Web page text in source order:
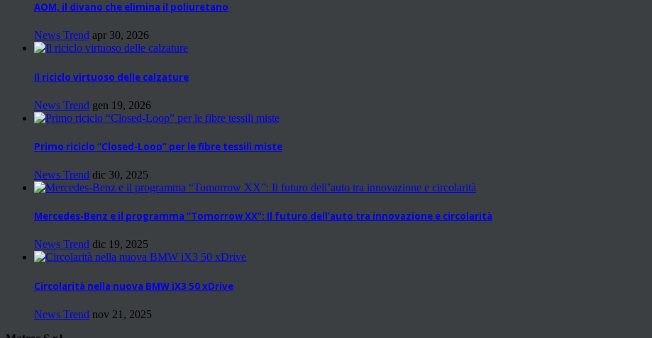
AOM, il divano che elimina il poliuretano
News Trend apr 30, 2026
Il riciclo virtuoso delle calzature
News Trend gen 19, 2026
Primo riciclo “Closed-Loop” per le fibre tessili miste
News Trend dic 30, 2025
Mercedes-Benz e il programma “Tomorrow XX”: Il futuro dell’auto tra innovazione e circolarità
News Trend dic 19, 2025
Circolarità nella nuova BMW iX3 50 xDrive
News Trend nov 21, 2025